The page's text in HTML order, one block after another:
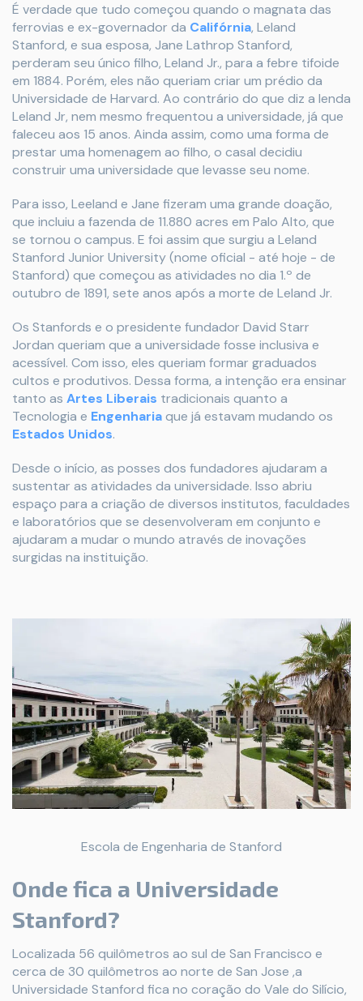
É verdade que tudo começou quando o magnata das
ferrovias e ex-governador da Califórnia, Leland
Stanford, e sua esposa, Jane Lathrop Stanford,
perderam seu único filho, Leland Jr., para a febre tifoide
em 1884. Porém, eles não queriam criar um prédio da
Universidade de Harvard. Ao contrário do que diz a lenda
Leland Jr, nem mesmo frequentou a universidade, já que
faleceu aos 15 anos. Ainda assim, como uma forma de
prestar uma homenagem ao filho, o casal decidiu
construir uma universidade que levasse seu nome.
Para isso, Leeland e Jane fizeram uma grande doação,
que incluiu a fazenda de 11.880 acres em Palo Alto, que
se tornou o campus. E foi assim que surgiu a Leland
Stanford Junior University (nome oficial - até hoje - de
Stanford) que começou as atividades no dia 1.º de
outubro de 1891, sete anos após a morte de Leland Jr.
Os Stanfords e o presidente fundador David Starr
Jordan queriam que a universidade fosse inclusiva e
acessível. Com isso, eles queriam formar graduados
cultos e produtivos. Dessa forma, a intenção era ensinar
tanto as Artes Liberais tradicionais quanto a
Tecnologia e Engenhariaque já estavam mudando os
Estados Unidos.
Desde o início, as posses dos fundadores ajudaram a
sustentar as atividades da universidade. Isso abriu
espaço para a criação de diversos institutos, faculdades
e laboratórios que se desenvolveram em conjunto e
ajudaram a mudar o mundo através de inovações
surgidas na instituição.
Escola de Engenharia de Stanford
Onde fica a Universidade
Stanford?
Localizada 56 quilômetros ao sul de San Francisco e
cerca de 30 quilômetros ao norte de San Jose ,a
Universidade Stanford fica no coração do Vale do Silício,